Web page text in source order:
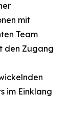
mit
Team
den Zugang
im Einklang